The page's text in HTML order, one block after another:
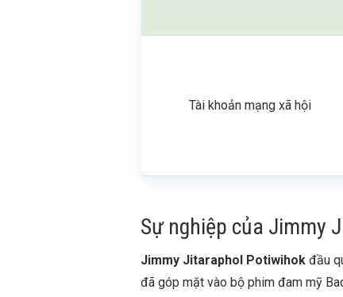
Tài khoản mạng xã hội
Sự nghiệp của Jimmy
Jimmy Jitaraphol Potiwihok đầu
đã góp mặt vào bộ phim đam mỹ